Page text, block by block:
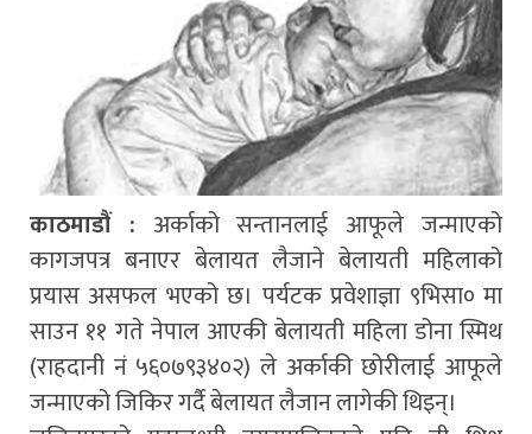
काठमाडौं : अर्काको सन्तानलाई आफूले जन्माएको
कागजपत्र बनाएर बेलायत लैजाने बेलायती महिलाको
प्रयास असफल भएको छ। पर्यटक प्रवेशाज्ञा ९भिसा० मा
साउन ११ गते नेपाल आएकी बेलायती महिला डोना स्मिथ
(राहदानी नं ५६०७९३४०२) ले अर्काकी छोरीलाई आफूले
जन्माएको जिकिर गर्दै बेलायत लैजान लागेकी थिइन्।